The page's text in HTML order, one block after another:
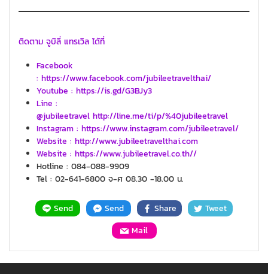
ติดตาม จูบิลี่ แทรเวิล ได้ที่
Facebook
: https://www.facebook.com/jubileetravelthai/
Youtube : https://is.gd/G3BJy3
Line :
@jubileetravel http://line.me/ti/p/%40jubileetravel
Instagram : https://www.instagram.com/jubileetravel/
Website : http://www.jubileetravelthai.com
Website : https://www.jubileetravel.co.th//
Hotline : 084-088-9909
Tel : 02-641-6800 จ-ศ 08.30 -18.00 น.
Send Send Share
Tweet
Mail